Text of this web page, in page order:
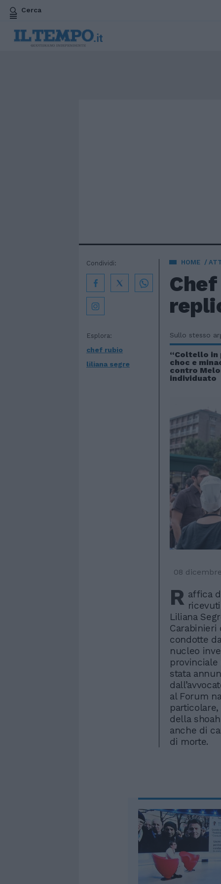
Cerca
HOME
Esplora:
chef rubio
liliana segre
Condividi:
Sullo stesso
“Coltello in
choc e
contro
individuato
08
R affica
Liliana
Carabinieri
condotte
nucleo
provinciale
stata
al Forum
della
anche di
di morte.